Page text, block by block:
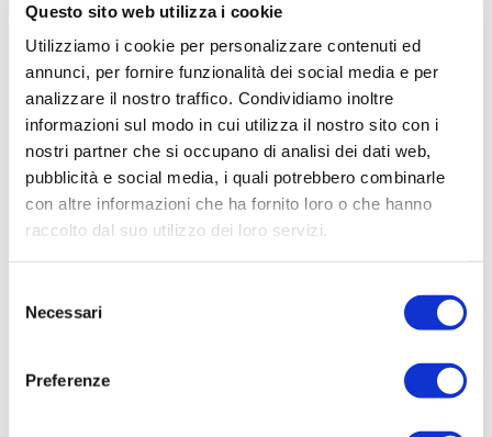
Questo sito web utilizza i cookie
Utilizziamo i cookie per personalizzare contenuti ed
annunci, per fornire funzionalità dei social media e per
analizzare il nostro traffico. Condividiamo inoltre
informazioni sul modo in cui utilizza il nostro sito con i
nostri partner che si occupano di analisi dei dati web,
pubblicità e social media, i quali potrebbero combinarle
con altre informazioni che ha fornito loro o che hanno
raccolto dal suo utilizzo dei loro servizi.
delNecessari
Preferenze
all’indirizzohttps://segnalazioni.irisacqua.it.
Filtra per:
Data di pubblicazione